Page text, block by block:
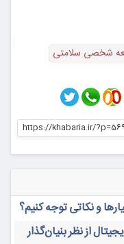
شخصی سلامتی
https://khabaria.ir/
و نکاتی توجه کنیم؟
از نظر بنیان‌گذار